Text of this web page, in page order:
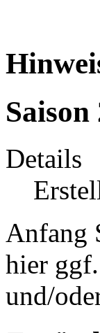
Saison
Details
Anfang
hier
und/